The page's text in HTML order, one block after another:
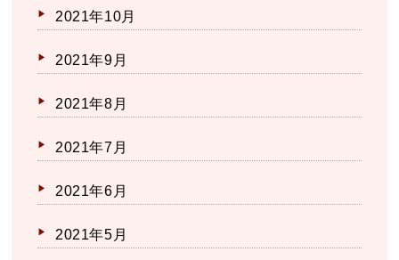
2021年10月
2021年9月
2021年8月
2021年7月
2021年6月
2021年5月